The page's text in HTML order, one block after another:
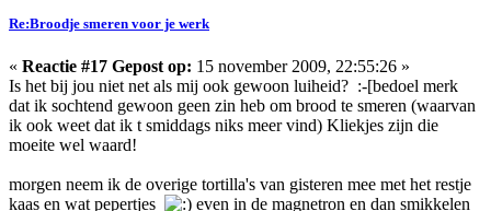
Re:Broodje smeren voor je werk
« Reactie #17 Gepost op: 15 november 2009, 22:55:26 »
Is het bij jou niet net als mij ook gewoon luiheid? :-[bedoel merk
dat ik sochtend gewoon geen zin heb om brood te smeren (waarvan
ik ook weet dat ik t smiddags niks meer vind) Kliekjes zijn die
moeite wel waard!
morgen neem ik de overige tortilla's van gisteren mee met het restje
kaas en wat pepertjes
even in de magnetron en dan smikkelen